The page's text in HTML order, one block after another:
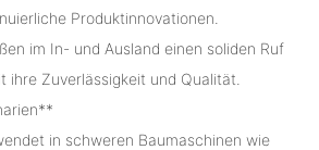
Produktinnovationen.
im In- und Ausland einen soliden Ruf
ihre Zuverlässigkeit und Qualität.
in schweren Baumaschinen wie